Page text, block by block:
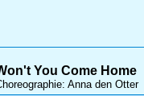
You Come Home
Anna den Otter